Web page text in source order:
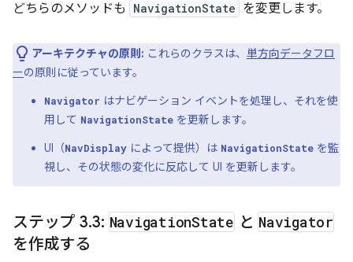
どちらのメソッドも
NavigationState を変更します。
アーキテクチャの原則: これらのクラスは、 単方向データフロ
ーの原則に従っています。
Navigator はナビゲーション イベントを処理し、それを使
用して NavigationState を更新します。
UI（NavDisplay によって提供）は NavigationState を監
視し、その状態の変化に反応して UI を更新します。
ステップ 3.3: NavigationState と Navigator
を作成する